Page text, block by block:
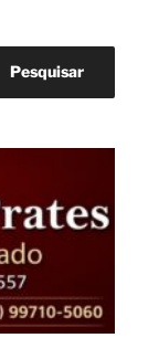
Pesquisar